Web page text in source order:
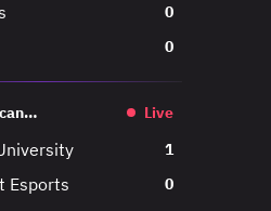
0
0
Live
1
Esports 0